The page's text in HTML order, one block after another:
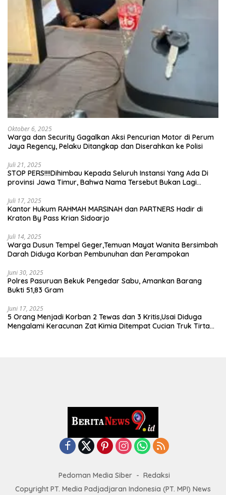
Oktober 6, 2025
Warga dan Security Gagalkan Aksi Pencurian Motor di Perum
Jaya Regency, Pelaku Ditangkap dan Diserahkan ke Polisi
Juli 21, 2025
STOP PERS!!!!Dihimbau Kepada Seluruh Instansi Yang Ada Di
provinsi Jawa Timur, Bahwa Nama Tersebut Bukan Lagi
Juli 17, 2025
Kantor Hukum RAHMAH MARSINAH dan PARTNERS Hadir di
Kraton By Pass Krian Sidoarjo
Juli 14, 2025
Warga Dusun Tempel Geger,Temuan Mayat Wanita Bersimbah
Darah Diduga Korban Pembunuhan dan Perampokan
Juni 30, 2025
Polres Pasuruan Bekuk Pengedar Sabu, Amankan Barang
Bukti 51,83 Gram
Juni 17, 2025
5 Orang Menjadi Korban 2 Tewas dan 3 Kritis,Usai Diduga
Mengalami Keracunan Zat Kimia Ditempat Cucian Truk Tirta
Pedoman Media Siber
Redaksi
Copyright PT. Media Padjadjaran Indonesia (PT. MPI) News